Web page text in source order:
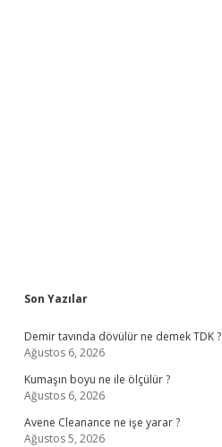
Sidebar
Son Yazılar
Demir tavında dövülür ne demek TDK ?
Ağustos 6, 2026
Kumaşın boyu ne ile ölçülür ?
Ağustos 6, 2026
Avene Cleanance ne işe yarar ?
Ağustos 5, 2026
hiltonbetBetexper giriş adresi